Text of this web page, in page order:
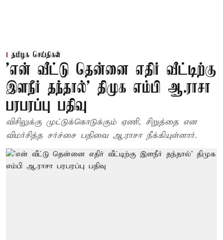
தமிழக செய்திகள்
’என் வீட்டு தென்னை எதிர் வீட்டிற்கு
இளநீர் தந்தால்’ திமுக எம்பி ஆ.ராசா
பரபரப்பு பதிவு
விசிலுக்கு முட்டுக்கொடுக்கும் ஏணி, சிறுத்தை என
விமர்சித்த சர்ச்சை பதிவை ஆ.ராசா நீக்கியுள்ளார்.